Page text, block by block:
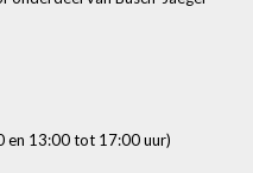
en 13:00 tot 17:00 uur)